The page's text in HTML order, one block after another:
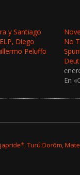
y Santiago
Diego
Peluffo
No
En